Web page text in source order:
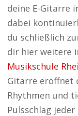
deine E-Gitarre
dabei
du schließlich
dir hier weitere
Musikschule
Gitarre eröffnet
Rhythmen und
Pulsschlag